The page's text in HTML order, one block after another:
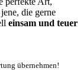
die gerne
einsam und teuer
übernehmen!